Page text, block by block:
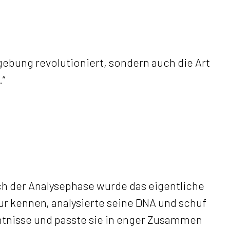
revolutioniert, sondern auch die Art
der Analysephase wurde das eigentliche
analysierte seine DNA und schuf
und passte sie in enger Zusammen